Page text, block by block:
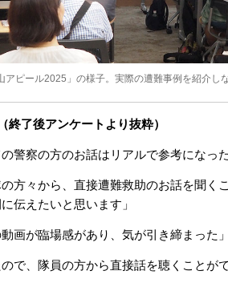
アピール2025」の様子。実際の遭難事例を紹介し
終了後アンケートより抜粋）
警察の方のお話はリアルで参考になった
の方々から、直接遭難救助のお話を聞く
伝えたいと思います」
画が臨場感があり、気が引き締まった」
ので、隊員の方から直接話を聴くことが